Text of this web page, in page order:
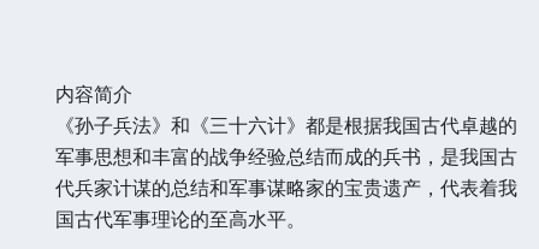
内容简介
《孙子兵法》和《三十六计》都是根据我国古代卓越的
军事思想和丰富的战争经验总结而成的兵书，是我国古
代兵家计谋的总结和军事谋略家的宝贵遗产，代表着我
国古代军事理论的至高水平。